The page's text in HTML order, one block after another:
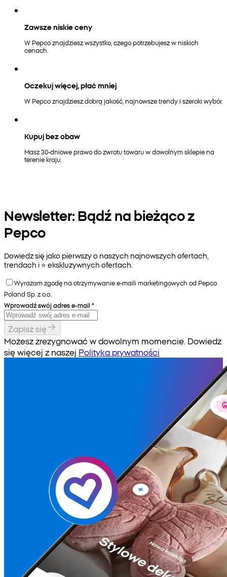
Zawsze niskie ceny
W Pepco znajdziesz wszystko, czego potrzebujesz w niskich
cenach.
Oczekuj więcej, płać mniej
W Pepco znajdziesz dobrą jakość, najnowsze trendy i szeroki wybór.
Kupuj bez obaw
Masz 30-dniowe prawo do zwrotu towaru w dowolnym sklepie na
terenie kraju.
Newsletter: Bądź na bieżąco z
Pepco
Dowiedz się jako pierwszy o naszych najnowszych ofertach,
trendach i ⭐️ ekskluzywnych ofertach.
Wyrażam zgodę na otrzymywanie e-maili marketingowych od Pepco
Poland Sp. z o.o.
Wprowadź swój adres e-mail *
Zapisz się
Możesz zrezygnować w dowolnym momencie. Dowiedz
się więcej z naszej Polityka prywatności